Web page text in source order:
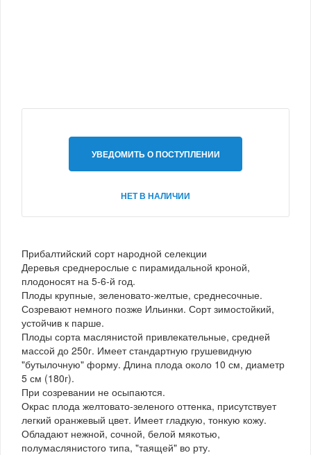
УВЕДОМИТЬ О ПОСТУПЛЕНИИ
НЕТ В НАЛИЧИИ
Прибалтийский сорт народной селекции
Деревья среднерослые с пирамидальной кроной,
плодоносят на 5-6-й год.
Плоды крупные, зеленовато-желтые, среднесочные.
Созревают немного позже Ильинки. Сорт зимостойкий,
устойчив к парше.
Плоды сорта маслянистой привлекательные, средней
массой до 250г. Имеет стандартную грушевидную
"бутылочную" форму. Длина плода около 10 см, диаметр
5 см (180г).
При созревании не осыпаются.
Окрас плода желтовато-зеленого оттенка, присутствует
легкий оранжевый цвет. Имеет гладкую, тонкую кожу.
Обладают нежной, сочной, белой мякотью,
полумаслянистого типа, "таящей" во рту.